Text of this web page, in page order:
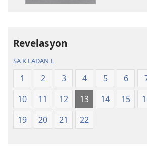
Revelasyon
SA K LADAN L
1 2 3 4 5 6
10
11 12 13 14 15
19
20 21 22